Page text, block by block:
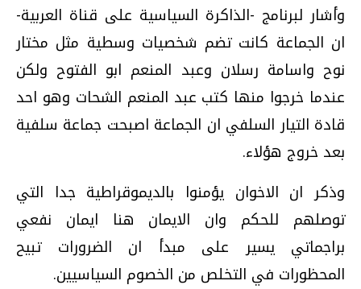
وأشار لبرنامج -الذاكرة السياسية على قناة العربية-
ان الجماعة كانت تضم شخصيات وسطية مثل مختار
نوح واسامة رسلان وعبد المنعم ابو الفتوح ولكن
عندما خرجوا منها كتب عبد المنعم الشحات وهو احد
قادة التيار السلفي ان الجماعة اصبحت جماعة سلفية
بعد خروج هؤلاء.
وذكر ان الاخوان يؤمنوا بالديموقراطية جدا التي
توصلهم للحكم وان الايمان هنا ايمان نفعي
براجماتي يسير على مبدأ ان الضرورات تبيح
المحظورات في التخلص من الخصوم السياسيين.